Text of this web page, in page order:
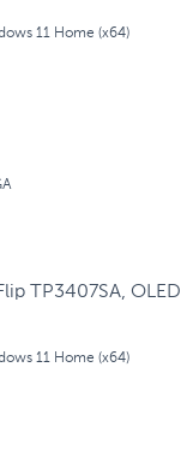
11 Home (x64)
TP3407SA, OLED
11 Home (x64)